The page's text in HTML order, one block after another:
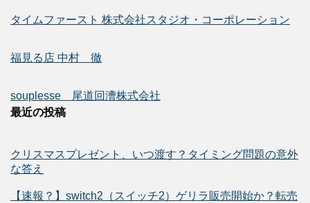
タイムファースト 株式会社スタジオ・コーポレーション
福見る店 中村 徹
souplesse 尾道回漕株式会社
最近の投稿
クリスマスプレゼント、いつ渡す？タイミング問題の意外
な答え
【速報？】switch2（スイッチ2）ゲリラ販売開始か？転売